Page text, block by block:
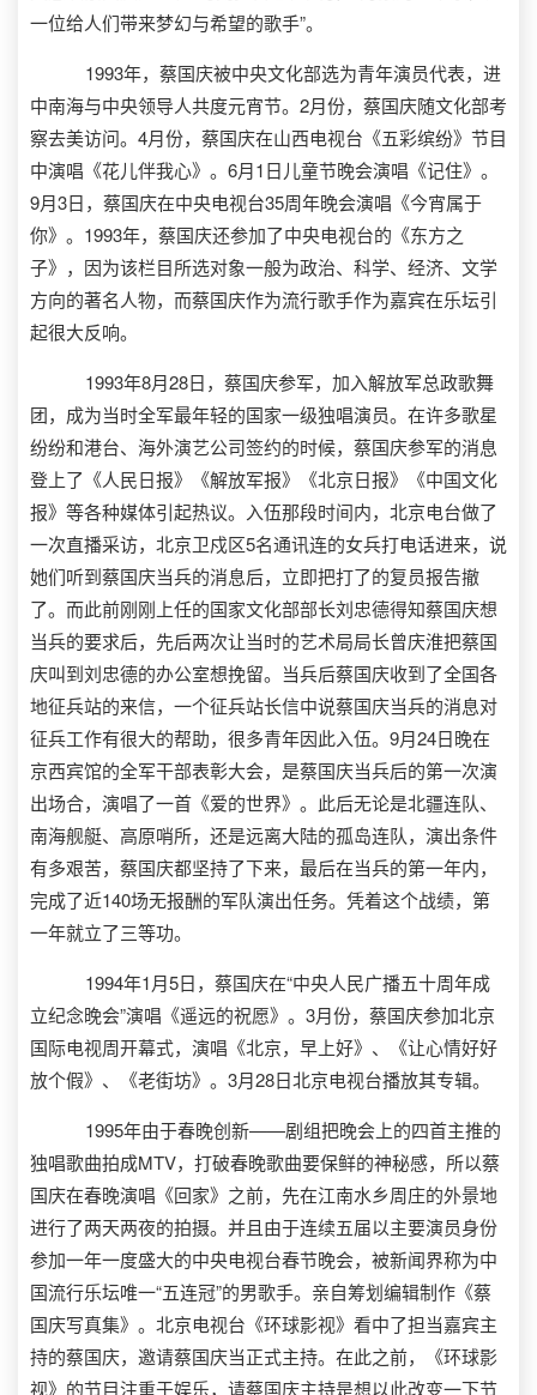
一位给人们带来梦幻与希望的歌手”。
1993年，蔡国庆被中央文化部选为青年演员代表，进
中南海与中央领导人共度元宵节。2月份，蔡国庆随文化部考
察去美访问。4月份，蔡国庆在山西电视台《五彩缤纷》节目
中演唱《花儿伴我心》。6月1日儿童节晚会演唱《记住》。
9月3日，蔡国庆在中央电视台35周年晚会演唱《今宵属于
你》。1993年，蔡国庆还参加了中央电视台的《东方之
子》，因为该栏目所选对象一般为政治、科学、经济、文学
方向的著名人物，而蔡国庆作为流行歌手作为嘉宾在乐坛引
起很大反响。
1993年8月28日，蔡国庆参军，加入解放军总政歌舞
团，成为当时全军最年轻的国家一级独唱演员。在许多歌星
纷纷和港台、海外演艺公司签约的时候，蔡国庆参军的消息
登上了《人民日报》《解放军报》《北京日报》《中国文化
报》等各种媒体引起热议。入伍那段时间内，北京电台做了
一次直播采访，北京卫戍区5名通讯连的女兵打电话进来，说
她们听到蔡国庆当兵的消息后，立即把打了的复员报告撤
了。而此前刚刚上任的国家文化部部长刘忠德得知蔡国庆想
当兵的要求后，先后两次让当时的艺术局局长曾庆淮把蔡国
庆叫到刘忠德的办公室想挽留。当兵后蔡国庆收到了全国各
地征兵站的来信，一个征兵站长信中说蔡国庆当兵的消息对
征兵工作有很大的帮助，很多青年因此入伍。9月24日晚在
京西宾馆的全军干部表彰大会，是蔡国庆当兵后的第一次演
出场合，演唱了一首《爱的世界》。此后无论是北疆连队、
南海舰艇、高原哨所，还是远离大陆的孤岛连队，演出条件
有多艰苦，蔡国庆都坚持了下来，最后在当兵的第一年内，
完成了近140场无报酬的军队演出任务。凭着这个战绩，第
一年就立了三等功。
1994年1月5日，蔡国庆在“中央人民广播五十周年成
立纪念晚会”演唱《遥远的祝愿》。3月份，蔡国庆参加北京
国际电视周开幕式，演唱《北京，早上好》、《让心情好好
放个假》、《老街坊》。3月28日北京电视台播放其专辑。
1995年由于春晚创新——剧组把晚会上的四首主推的
独唱歌曲拍成MTV，打破春晚歌曲要保鲜的神秘感，所以蔡
国庆在春晚演唱《回家》之前，先在江南水乡周庄的外景地
进行了两天两夜的拍摄。并且由于连续五届以主要演员身份
参加一年一度盛大的中央电视台春节晚会，被新闻界称为中
国流行乐坛唯一“五连冠”的男歌手。亲自筹划编辑制作《蔡
国庆写真集》。北京电视台《环球影视》看中了担当嘉宾主
持的蔡国庆，邀请蔡国庆当正式主持。在此之前，《环球影
视》的节目注重于娱乐，请蔡国庆主持是想以此改变一下节